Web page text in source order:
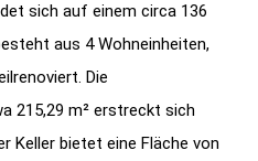
sich auf einem circa 136
aus 4 Wohneinheiten,
Die
215,29 m² erstreckt sich
Keller bietet eine Fläche von